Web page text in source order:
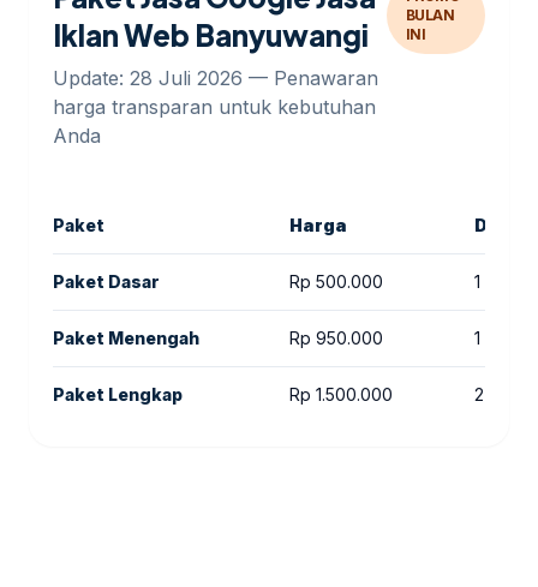
Iklan Web Banyuwangi
Update: 28 Juli 2026 — Penawaran
harga transparan untuk kebutuhan
Anda
BULAN
INI
Paket Harga Durasi
Paket Dasar Rp 500.000 1 bulan
Paket Menengah Rp 950.000 1 bulan
Paket Lengkap Rp 1.500.000 2 bulan